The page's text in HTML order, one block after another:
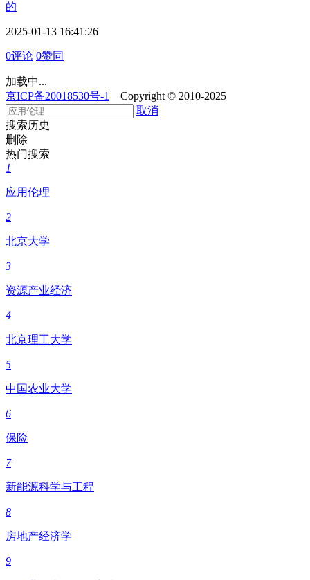
的
2025-01-13 16:41:26
0评论 0赞同
加载中...
京ICP备20018530号-1
Copyright © 2010-2025
取消
搜索历史
删除
热门搜索
1
应用伦理
2
北京大学
3
资源产业经济
4
北京理工大学
5
中国农业大学
6
保险
7
新能源科学与工程
8
房地产经济学
9